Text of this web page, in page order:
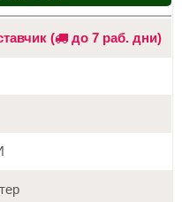
( до 7 раб. дни)